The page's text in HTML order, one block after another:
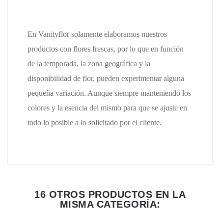
En Vanityflor solamente elaboramos nuestros
productos con flores frescas, por lo que en función
de la temporada, la zona geográfica y la
disponibilidad de flor, pueden experimentar alguna
pequeña variación. Aunque siempre manteniendo los
colores y la esencia del mismo para que se ajuste en
todo lo posible a lo solicitado por el cliente.
16 OTROS PRODUCTOS EN LA
MISMA CATEGORÍA: